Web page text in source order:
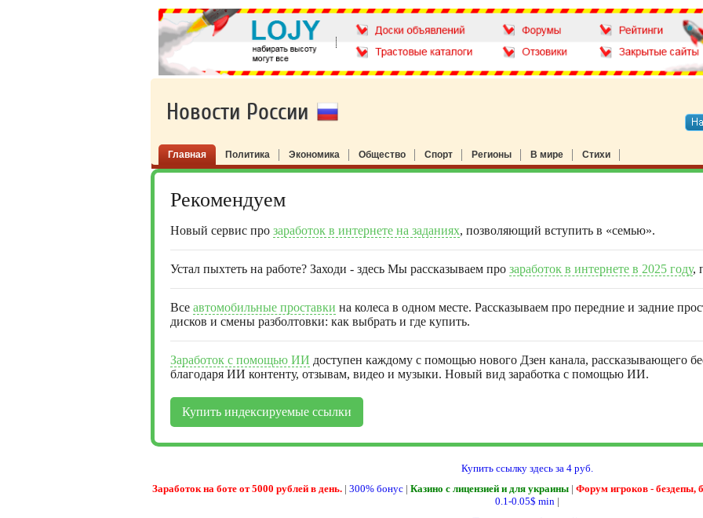
Новости России
Главная Политика Экономика Общество Спорт Регионы В мире Стихи
Рекомендуем
Новый сервис про заработок в интернете на заданиях, позволяющий вступить в «семью».
Устал пыхтеть на работе? Заходи - здесь Мы рассказываем про заработок в интернете в 2025 году,
Все автомобильные проставки на колеса в одном месте. Рассказываем про передние и задние
дисков и смены разболтовки: как выбрать и где купить.
Заработок с помощью ИИ доступен каждому с помощью нового Дзен канала, рассказывающего
благодаря ИИ контенту, отзывам, видео и музыки. Новый вид заработка с помощью ИИ.
Купить индексируемые ссылки
Купить ссылку здесь за 4 руб.
Заработок на боте от 5000 рублей в день. | 300% бонус | Казино с лицензией и для украины | Форум игроков - бездепы,
0.1-0.05$ min |